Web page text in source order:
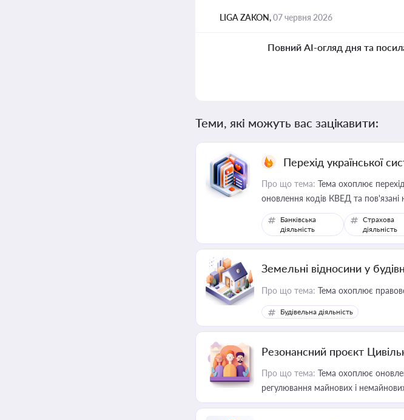
LIGA ZAKON,07 червня 2026
Повний AI-огляд дня та
Теми, які можуть вас зацікавити:
Перехід української
Про що тема: Тема охоплює перехід
оновлення кодів КВЕД та пов'язані
Банківська
діяльність
Страхова
діяльність
Земельні відносини у
Про що тема: Тема охоплює
Будівельна діяльність
Резонансний проєкт
Про що тема: Тема охоплює
регулювання майнових і